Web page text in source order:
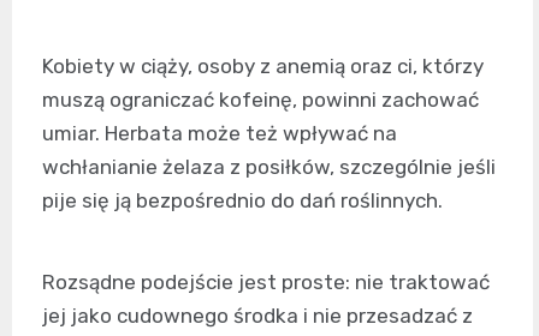
Kobiety w ciąży, osoby z anemią oraz ci, którzy
muszą ograniczać kofeinę, powinni zachować
umiar. Herbata może też wpływać na
wchłanianie żelaza z posiłków, szczególnie jeśli
pije się ją bezpośrednio do dań roślinnych.
Rozsądne podejście jest proste: nie traktować
jej jako cudownego środka i nie przesadzać z